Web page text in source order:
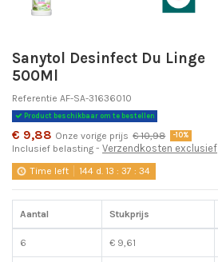
Sanytol Desinfect Du Linge
500Ml
Referentie AF-SA-31636010
Product beschikbaar om te bestellen
€ 9,88 Onze vorige prijs € 10,98 -10%
Inclusief belasting Verzendkosten exclusief
Time left 144 d. 13 :37 :34
Aantal Stukprijs
6 € 9,61